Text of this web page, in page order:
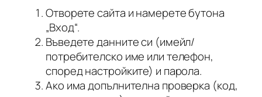
Отворете сайта и намерете бутона
„Вход“.
Въведете данните си (имейл/
потребителско име или телефон,
според настройките) и парола.
Ако има допълнителна проверка (код,